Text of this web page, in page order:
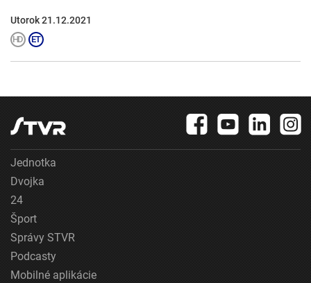
Utorok 21.12.2021
Jednotka
Dvojka
24
Šport
Správy STVR
Podcasty
Mobilné aplikácie